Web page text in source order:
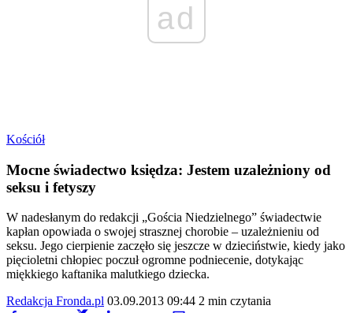
ad
Kościół
Mocne świadectwo księdza: Jestem uzależniony od
seksu i fetyszy
W nadesłanym do redakcji „Gościa Niedzielnego” świadectwie
kapłan opowiada o swojej strasznej chorobie – uzależnieniu od
seksu. Jego cierpienie zaczęło się jeszcze w dzieciństwie, kiedy jako
pięcioletni chłopiec poczuł ogromne podniecenie, dotykając
miękkiego kaftanika malutkiego dziecka.
Redakcja Fronda.pl 03.09.2013 09:44 2 min czytania